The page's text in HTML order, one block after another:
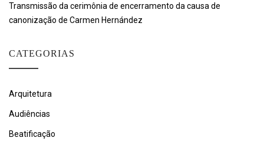
Transmissão da cerimônia de encerramento da causa de
canonização de Carmen Hernández
CATEGORIAS
Arquitetura
Audiências
Beatificação